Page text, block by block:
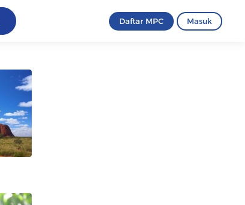
Daftar MPC Masuk